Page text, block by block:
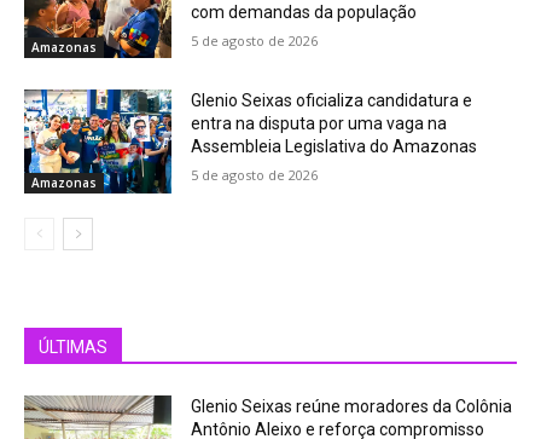
Amazonas
com demandas da população
5 de agosto de 2026
Amazonas
Glenio Seixas oficializa candidatura e
entra na disputa por uma vaga na
Assembleia Legislativa do Amazonas
5 de agosto de 2026
ÚLTIMAS
Glenio Seixas reúne moradores da Colônia
Antônio Aleixo e reforça compromisso